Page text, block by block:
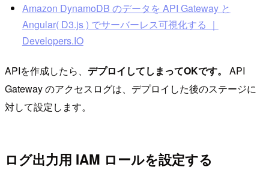
Amazon DynamoDB のデータを API Gateway と
Angular( D3.js ) でサーバーレス可視化する ｜
Developers.IO
APIを作成したら、 デプロイしてしまってOKです。
API
Gateway のアクセスログは、デプロイした後のステージに
対して設定します。
ログ出力用 IAM ロールを設定する